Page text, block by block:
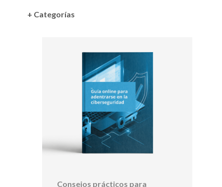
+ Categorías
Consejos prácticos para